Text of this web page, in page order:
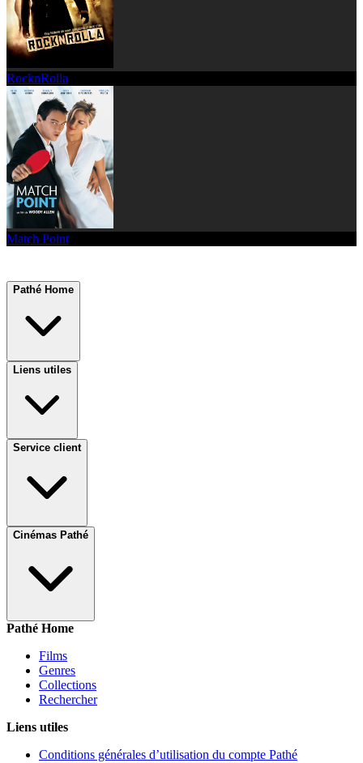
RocknRolla
Match Point
Pathé Home
Liens utiles
Service client
Cinémas Pathé
Pathé Home
Films
Genres
Collections
Rechercher
Liens utiles
Conditions générales d’utilisation du compte Pathé